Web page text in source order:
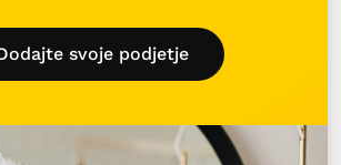
svoje podjetje